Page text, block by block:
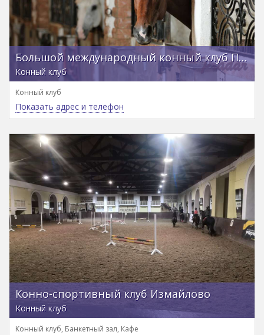
Большой международный конный клуб Прадар
Конный клуб
Конный клуб
Показать адрес и телефон
Конно-спортивный клуб Измайлово
Конный клуб
Конный клуб, Банкетный зал, Кафе